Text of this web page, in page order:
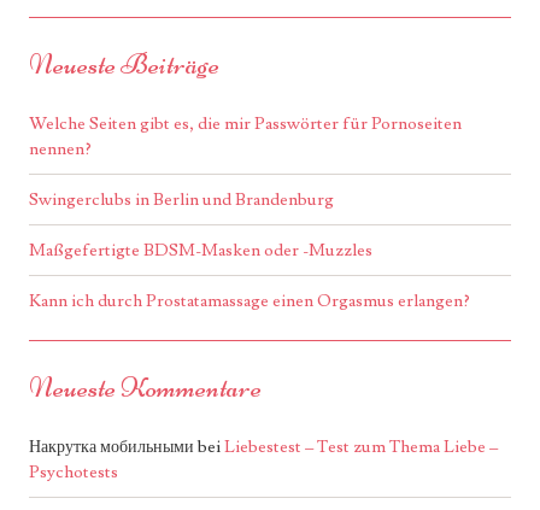
Neueste Beiträge
Welche Seiten gibt es, die mir Passwörter für Pornoseiten
nennen?
Swingerclubs in Berlin und Brandenburg
Maßgefertigte BDSM-Masken oder -Muzzles
Kann ich durch Prostatamassage einen Orgasmus erlangen?
Neueste Kommentare
Накрутка мобильнымиbeiLiebestest – Test zum Thema Liebe –
Psychotests